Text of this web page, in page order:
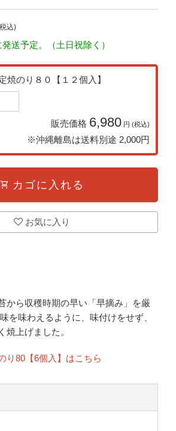
込)
送予定。（土日祝除く）
焼のり８０【１２個入】
販売価格 6,980 円 (税込)
※沖縄離島は送料別途 2,000円
shopping_cart カゴに入れる
お気に入り
から収穫時期の早い「早摘み」を厳
を味わえるように、味付けをせず、
焼上げました。
り80【6個入】はこちら